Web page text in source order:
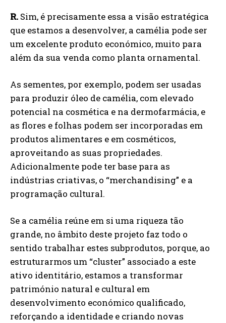
R. Sim, é precisamente essa a visão estratégica
que estamos a desenvolver, a camélia pode ser
um excelente produto económico, muito para
além da sua venda como planta ornamental.
As sementes, por exemplo, podem ser usadas
para produzir óleo de camélia, com elevado
potencial na cosmética e na dermofarmácia, e
as flores e folhas podem ser incorporadas em
produtos alimentares e em cosméticos,
aproveitando as suas propriedades.
Adicionalmente pode ter base para as
indústrias criativas, o “merchandising” e a
programação cultural.
Se a camélia reúne em si uma riqueza tão
grande, no âmbito deste projeto faz todo o
sentido trabalhar estes subprodutos, porque, ao
estruturarmos um “cluster” associado a este
ativo identitário, estamos a transformar
património natural e cultural em
desenvolvimento económico qualificado,
reforçando a identidade e criando novas